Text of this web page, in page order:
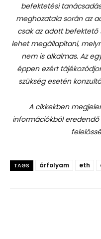
befektetési
meghozatala során az
csak az adott befektető
lehet megállapítani,
nem is alkalmas. Az
éppen ezért
szükség esetén
A cikkekben
információkból
TAGS árfolyam eth